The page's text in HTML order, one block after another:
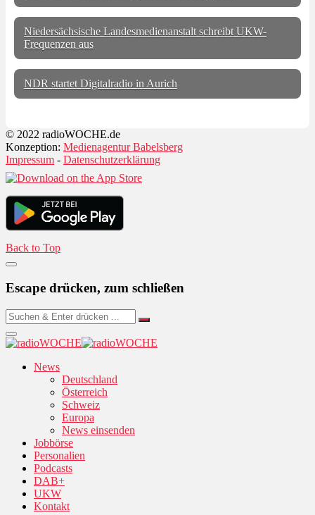
Niedersächsische Landesmedienanstalt schreibt UKW-
Frequenzen aus
NDR startet Digitalradio in Aurich
© 2022 radioWOCHE.de
Konzeption: Medienagentur Babelsberg
Impressum - Datenschutzerklärung
Back to Top
Escape drücken, zum schließen
News
Deutschland
Österreich
Schweiz
Europa
News einsenden
Jobbörse
Personalien
Podcasts
DAB+
UKW
Kontakt